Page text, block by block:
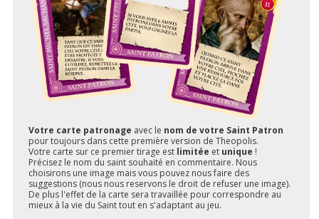
Votre carte patronage avec le nom de votre Saint Patron
pour toujours dans cette première version de Theopolis.
Votre carte sur ce premier tirage est limitée et unique !
Précisez le nom du saint souhaité en commentaire. Nous
choisirons une image mais vous pouvez nous faire des
suggestions (nous nous reservons le droit de refuser une image).
De plus l'effet de la carte sera travaillée pour correspondre au
mieux à la vie du Saint tout en s'adaptant au jeu.